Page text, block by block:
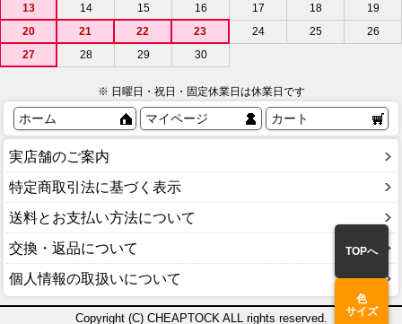
13
14 15 16 17 18
19
20
21 22 23 24 25
26
27
28 29 30
※ 日曜日・祝日・固定休業日は休業日です
TOPへ
色
サイズ
ホーム マイページ カート
実店舗のご案内
特定商取引法に基づく表示
送料とお支払い方法について
交換・返品について
個人情報の取扱いについて
Copyright (C) CHEAPTOCK ALL rights reserved.